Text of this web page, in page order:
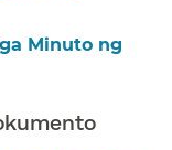
Minuto ng